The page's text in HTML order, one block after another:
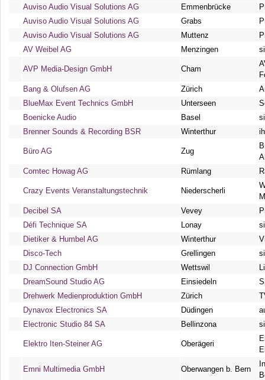
Auviso Audio Visual Solutions AG
Emmenbrücke
Auviso Audio Visual Solutions AG
Grabs
Auviso Audio Visual Solutions AG
Muttenz
AV Weibel AG
Menzingen
AVP Media-Design GmbH Cham
Bang & Olufsen AG
Zürich
BlueMax Event Technics GmbH
Unterseen
Boenicke Audio
Basel
Brenner Sounds & Recording BSR
Winterthur
Büro AG Zug
Comtec Howag AG
Rümlang
Crazy Events Veranstaltungstechnik Niederscherli
Decibel SA
Vevey
Défi Technique SA
Lonay
Dietiker & Humbel AG
Winterthur
Disco-Tech
Grellingen
DJ Connection GmbH
Wettswil
DreamSound Studio AG
Einsiedeln
Drehwerk Medienproduktion GmbH
Zürich
Dynavox Electronics SA
Düdingen
Electronic Studio 84 SA
Bellinzona
Elektro Iten-Steiner AG Oberägeri
Emni Multimedia GmbH Oberwangen b. Bern